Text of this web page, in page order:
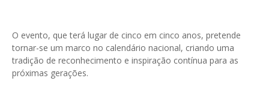
O evento, que terá lugar de cinco em cinco anos, pretende
tornar-se um marco no calendário nacional, criando uma
tradição de reconhecimento e inspiração contínua para as
próximas gerações.